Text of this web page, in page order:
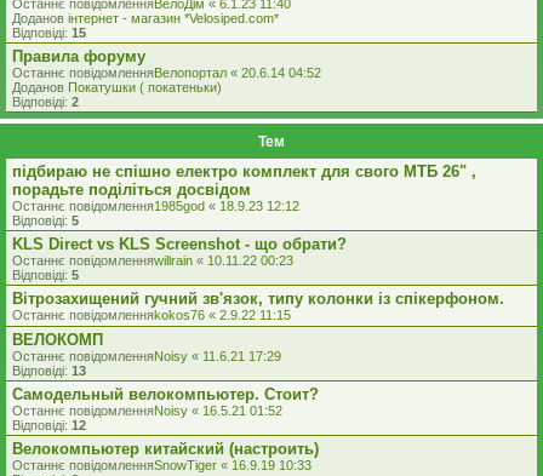
Останнє повідомленняВелоДім « 6.1.23 11:40
Доданов iнтернет - магазин *Velosiped.com*
Відповіді: 15
Правила форуму
Останнє повідомленняВелопортал « 20.6.14 04:52
Доданов Покатушки ( покатеньки)
Відповіді: 2
Тем
підбираю не спішно електро комплект для свого МТБ 26" ,
порадьте поділіться досвідом
Останнє повідомлення1985god « 18.9.23 12:12
Відповіді: 5
KLS Direct vs KLS Screenshot - що обрати?
Останнє повідомленняwillrain « 10.11.22 00:23
Відповіді: 5
Вітрозахищений гучний зв'язок, типу колонки із спікерфоном.
Останнє повідомленняkokos76 « 2.9.22 11:15
ВЕЛОКОМП
Останнє повідомленняNoisy « 11.6.21 17:29
Відповіді: 13
Самодельный велокомпьютер. Стоит?
Останнє повідомленняNoisy « 16.5.21 01:52
Відповіді: 12
Велокомпьютер китайский (настроить)
Останнє повідомленняSnowTiger « 16.9.19 10:33